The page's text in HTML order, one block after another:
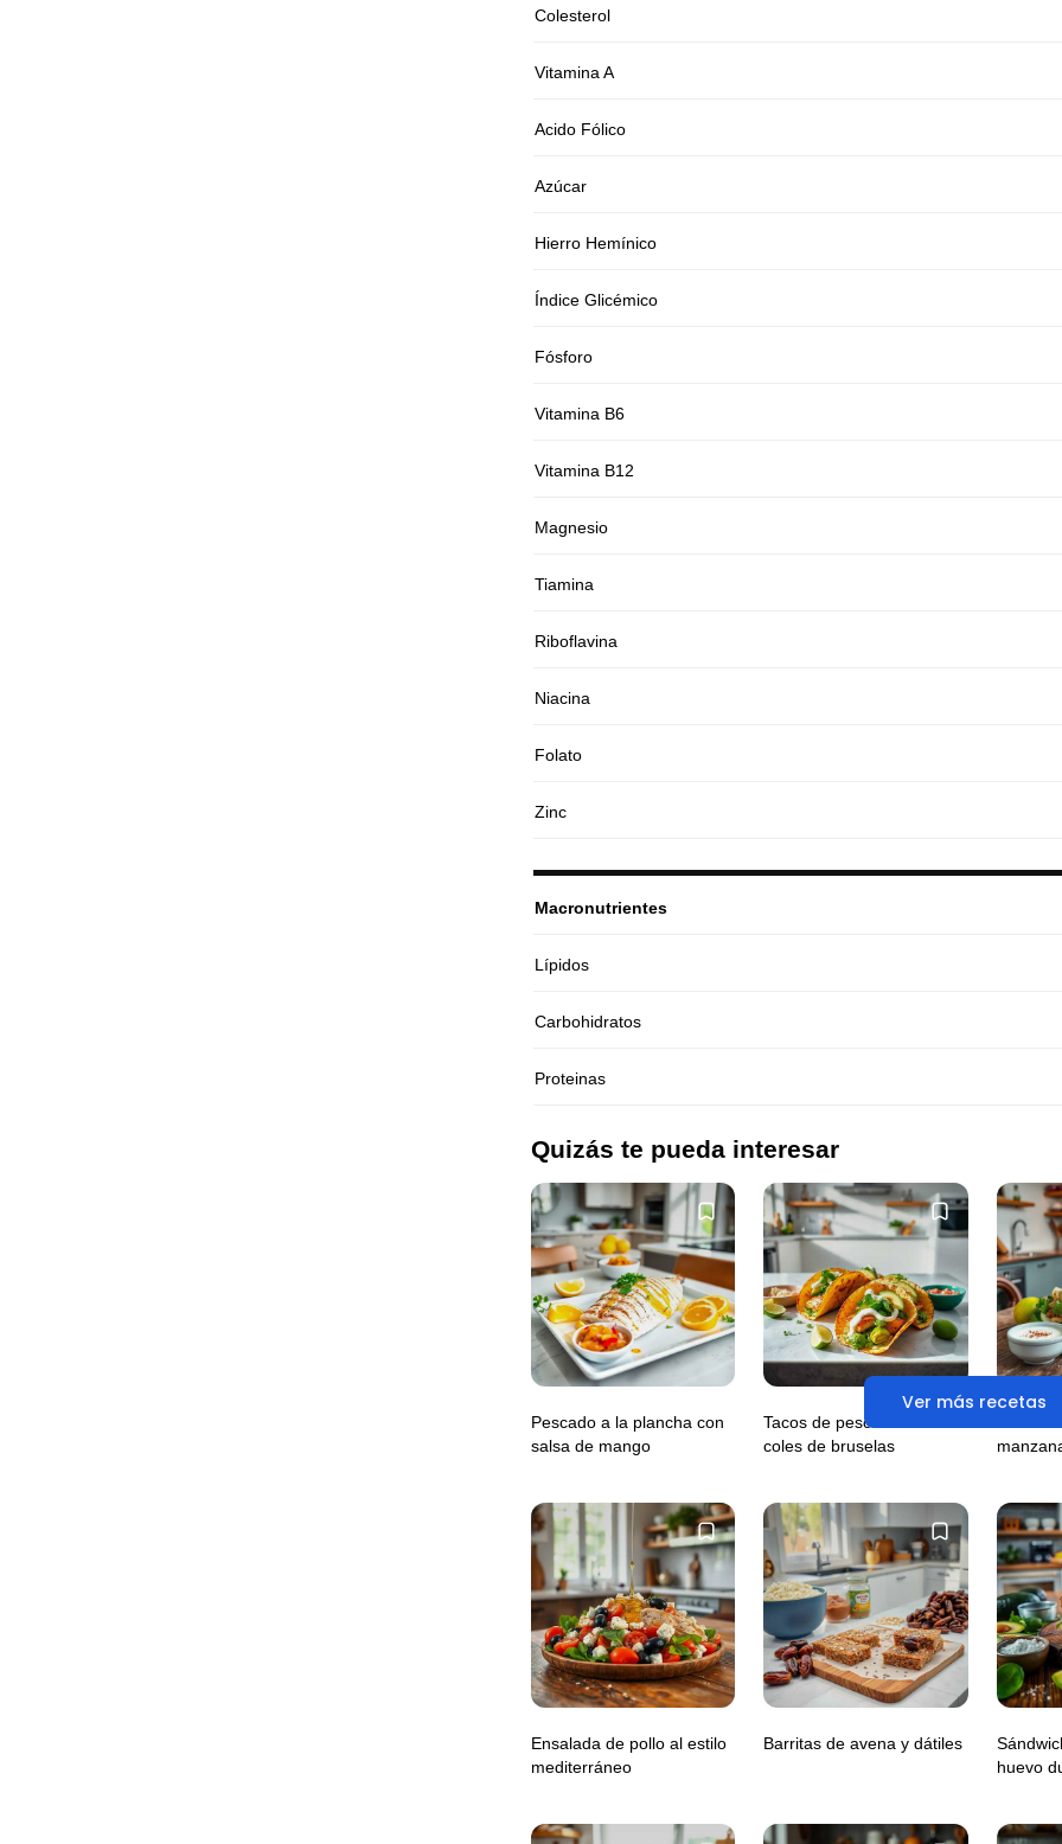
Colesterol
Vitamina A
Acido Fólico
Azúcar
Hierro Hemínico
Índice Glicémico
Fósforo
Vitamina B6
Vitamina B12
Magnesio
Tiamina
Riboflavina
Niacina
Folato
Zinc
Macronutrientes
Lípidos
Carbohidratos
Proteinas
Quizás te pueda interesar
Ver más recetas
Pescado a la plancha con
salsa de mango
Tacos de pescado con
coles de bruselas
Ensalada de pollo al estilo
mediterráneo
Barritas de avena y dátiles
huevo